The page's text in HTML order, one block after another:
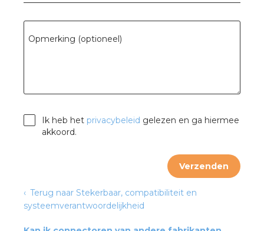
Opmerking (optioneel)
Ik heb het privacybeleid gelezen en ga hiermee
akkoord.
Verzenden
Terug naar Stekerbaar, compatibiliteit en
systeemverantwoordelijkheid